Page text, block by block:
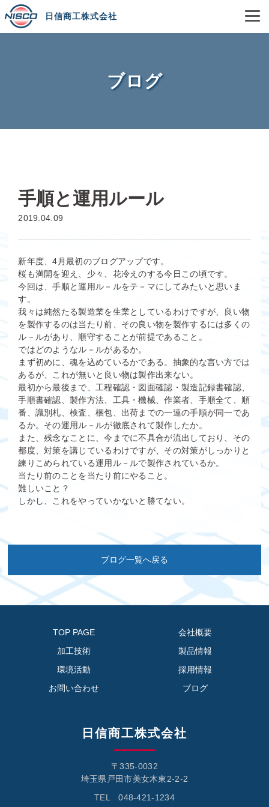
日信商工株式会社
ブログ
手順と運用ルール
2019.04.09
新年度、4月最初のブログアップです。
桜も満開を迎え、少々、花冷えのする今日この頃です。
今回は、手順と運用ル－ルをテ－マにしてみたいと思いま
す。
我々は純然たる製造業を生業としているわけですが、良い物
を製作するのは当たり前、その良い物を製作するには多くの
ル－ルがあり、順守することが前提であること。
ではどのようなル－ルがあるか。
まず初めに、魂を込めているかである。抽象的な言い方では
あるが、これが無いと良い物は製作出来ない。
最初から最後まで、工程確認・図面確認・製造記録書確認、
手順書確認、製作方法、工具・機械、作業者、手順全て、順
番、識別札、検査、梱包、出荷までの一連の手順が同一であ
るか。その運用ル－ルが徹底されて製作したか。
また、残念なことに、今までに不具合が流出しており、その
都度、対策を講じているわけですが、その対策がしっかりと
練りこめられている運用ル－ルで製作されているか。
当たり前のことを当たり前にやること。
難しいこと？
しかし、これをやっていかないと勝てない。
ブログ一覧へ戻る
TOP PAGE
会社概要
加工技術
製品情報
環境活動
採用情報
お問い合わせ
ブログ
日信商工株式会社
〒335-0032
埼玉県戸田市美女木東2-2-2
TEL 048-421-1234